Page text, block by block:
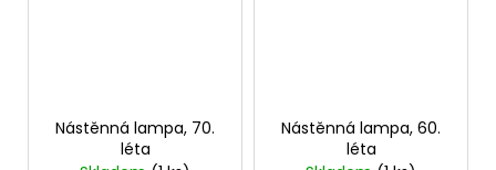
Nástěnná lampa, 70.
léta
Nástěnná lampa, 60.
léta